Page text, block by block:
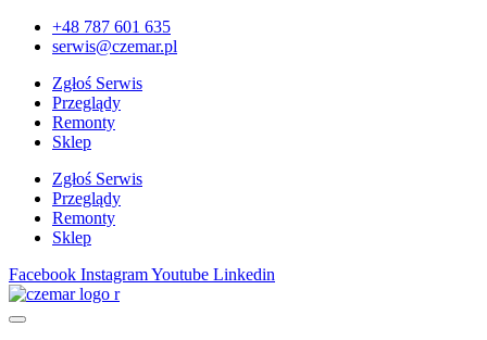
+48 787 601 635
serwis@czemar.pl
Zgłoś Serwis
Przeglądy
Remonty
Sklep
Zgłoś Serwis
Przeglądy
Remonty
Sklep
Facebook InstagramYoutube Linkedin